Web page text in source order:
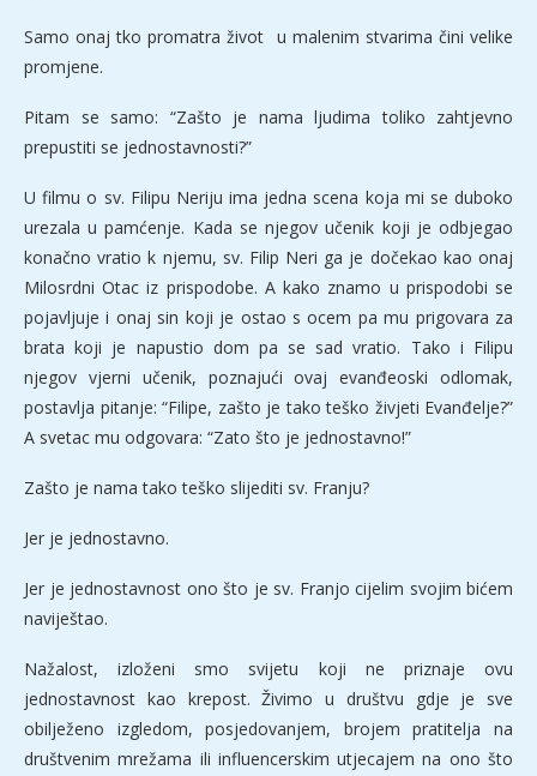
Samo onaj tko promatra život u malenim stvarima čini velike
promjene.
Pitam se samo: “Zašto je nama ljudima toliko zahtjevno
prepustiti se jednostavnosti?”
U filmu o sv. Filipu Neriju ima jedna scena koja mi se duboko
urezala u pamćenje. Kada se njegov učenik koji je odbjegao
konačno vratio k njemu, sv. Filip Neri ga je dočekao kao onaj
Milosrdni Otac iz prispodobe. A kako znamo u prispodobi se
pojavljuje i onaj sin koji je ostao s ocem pa mu prigovara za
brata koji je napustio dom pa se sad vratio. Tako i Filipu
njegov vjerni učenik, poznajući ovaj evanđeoski odlomak,
postavlja pitanje: “Filipe, zašto je tako teško živjeti Evanđelje?”
A svetac mu odgovara: “Zato što je jednostavno!”
Zašto je nama tako teško slijediti sv. Franju?
Jer je jednostavno.
Jer je jednostavnost ono što je sv. Franjo cijelim svojim bićem
naviještao.
Nažalost, izloženi smo svijetu koji ne priznaje ovu
jednostavnost kao krepost. Živimo u društvu gdje je sve
obilježeno izgledom, posjedovanjem, brojem pratitelja na
društvenim mrežama ili influencerskim utjecajem na ono što